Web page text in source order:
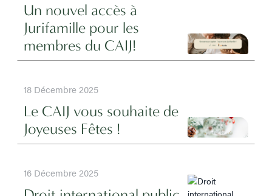
Un nouvel accès à
Jurifamille pour les
membres du CAIJ!
18 Décembre 2025
Le CAIJ vous souhaite de
Joyeuses Fêtes !
16 Décembre 2025